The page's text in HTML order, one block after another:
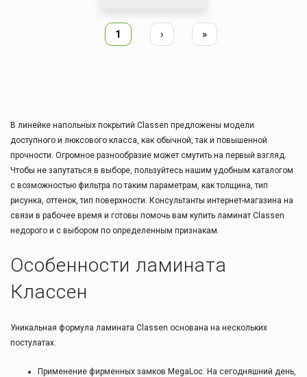
1 › »
В линейке напольных покрытий Classen предложены модели
доступного и люксового класса, как обычной, так и повышенной
прочности. Огромное разнообразие может смутить на первый взгляд.
Чтобы не запутаться в выборе, пользуйтесь нашим удобным каталогом
с возможностью фильтра по таким параметрам, как толщина, тип
рисунка, оттенок, тип поверхности. Консультанты интернет-магазина на
связи в рабочее время и готовы помочь вам купить ламинат Classen
недорого и с выбором по определенным признакам.
Особенности ламината
Классен
Уникальная формула ламината Classen основана на нескольких
постулатах:
Применение фирменных замков MegaLoc. На сегодняшний день,